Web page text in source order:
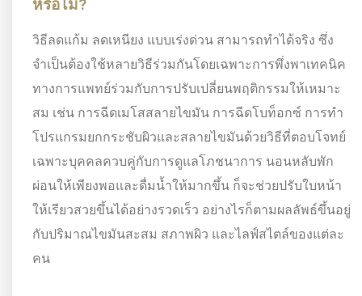
หรือไม่?
วิธีลดแก้ม ลดเหนียง แบบเร่งด่วน สามารถทำได้จริง ซึ่ง
จำเป็นต้องใช้หลายวิธีร่วมกันโดยเฉพาะการพึ่งพาเทคนิค
ทางการแพทย์ร่วมกับการปรับเปลี่ยนพฤติกรรมให้เหมาะ
สม เช่น การฉีดเมโสสลายไขมัน การฉีดโบท็อกซ์ การทำ
โปรแกรมยกกระชับผิวและสลายไขมันด้วยวิธีที่ตอบโจทย์
เฉพาะบุคคลควบคู่กับการดูแลโภชนาการ นอนหลับพัก
ผ่อนให้เพียงพอและดื่มน้ำให้มากขึ้น ก็จะช่วยปรับใบหน้า
ให้เรียวสวยขึ้นได้อย่างรวดเร็ว อย่างไรก็ตามผลลัพธ์ขึ้นอยู่
กับปริมาณไขมันสะสม สภาพผิว และไลฟ์สไตล์ของแต่ละ
คน